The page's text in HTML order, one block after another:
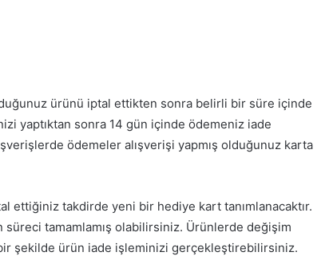
ürünü iptal ettikten sonra belirli bir süre içinde
yaptıktan sonra 14 gün içinde ödemeniz iade
ödemeler alışverişi yapmış olduğunuz karta
ettiğiniz takdirde yeni bir hediye kart tanımlanacaktır.
tamamlamış olabilirsiniz. Ürünlerde değişim
şekilde ürün iade işleminizi gerçekleştirebilirsiniz.